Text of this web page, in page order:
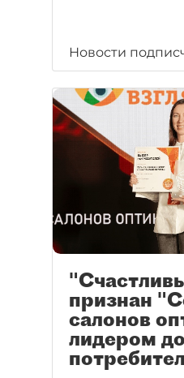
Новости
признан
салонов
лидером